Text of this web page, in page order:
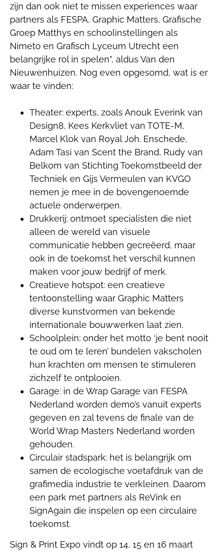
zijn dan ook niet te missen experiences waar
partners als FESPA, Graphic Matters, Grafische
Groep Matthys en schoolinstellingen als
Nimeto en Grafisch Lyceum Utrecht een
belangrijke rol in spelen”, aldus Van den
Nieuwenhuizen. Nog even opgesomd, wat is er
waar te vinden:
Theater: experts, zoals Anouk Everink van
Design8, Kees Kerkvliet van TOTE-M,
Marcel Klok van Royal Joh. Enschede,
Adam Tasi van Scent the Brand, Rudy van
Belkom van Stichting Toekomstbeeld der
Techniek en Gijs Vermeulen van KVGO
nemen je mee in de bovengenoemde
actuele onderwerpen.
Drukkerij: ontmoet specialisten die niet
alleen de wereld van visuele
communicatie hebben gecreëerd, maar
ook in de toekomst het verschil kunnen
maken voor jouw bedrijf of merk.
Creatieve hotspot: een creatieve
tentoonstelling waar Graphic Matters
diverse kunstvormen van bekende
internationale bouwwerken laat zien.
Schoolplein: onder het motto ‘je bent nooit
te oud om te leren’ bundelen vakscholen
hun krachten om mensen te stimuleren
zichzelf te ontplooien.
Garage: in de Wrap Garage van FESPA
Nederland worden demo’s vanuit experts
gegeven en zal tevens de finale van de
World Wrap Masters Nederland worden
gehouden.
Circulair stadspark: het is belangrijk om
samen de ecologische voetafdruk van de
grafimedia industrie te verkleinen. Daarom
een park met partners als ReVink en
SignAgain die inspelen op een circulaire
toekomst.
Sign & Print Expo vindt op 14, 15 en 16 maart